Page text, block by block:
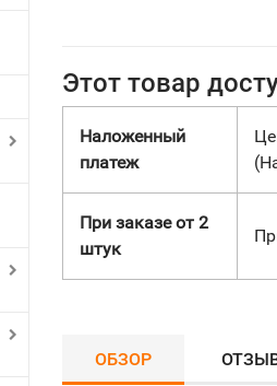
Этот товар
Наложенный
платеж
При заказе от 2
штук
ОБЗОР